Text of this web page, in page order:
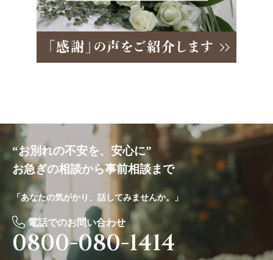
“お別れの不安を、安心に”
お急ぎの相談から事前相談まで
「あなたの気がかり、話してみませんか。」
電話でのお問い合わせ
0800-080-1414